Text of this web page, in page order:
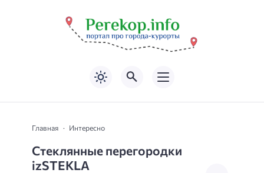
Главная Интересно
Стеклянные перегородки
izSTEKLA